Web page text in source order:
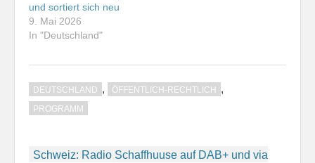
und sortiert sich neu
9. Mai 2026
In "Deutschland"
DEUTSCHLAND , ÖFFENTLICH-RECHTLICH ,
PROGRAMM
Beitragsnavigation
Schweiz: Radio Schaffhuuse auf DAB+ und via